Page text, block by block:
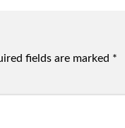
fields are marked *